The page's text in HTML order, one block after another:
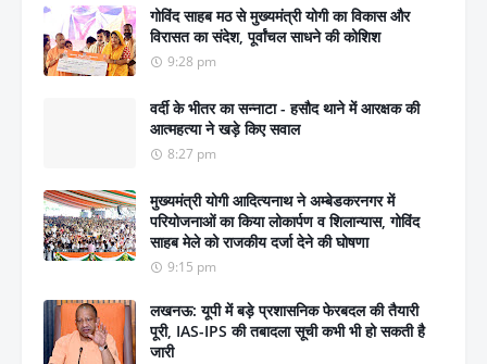
गोविंद साहब मठ से मुख्यमंत्री योगी का विकास और
विरासत का संदेश, पूर्वांचल साधने की कोशिश
9:28 pm
वर्दी के भीतर का सन्नाटा - हसौद थाने में आरक्षक की
आत्महत्या ने खड़े किए सवाल
8:27 pm
मुख्यमंत्री योगी आदित्यनाथ ने अम्बेडकरनगर में
परियोजनाओं का किया लोकार्पण व शिलान्यास, गोविंद
साहब मेले को राजकीय दर्जा देने की घोषणा
9:15 pm
लखनऊ: यूपी में बड़े प्रशासनिक फेरबदल की तैयारी
पूरी, IAS-IPS की तबादला सूची कभी भी हो सकती है
जारी